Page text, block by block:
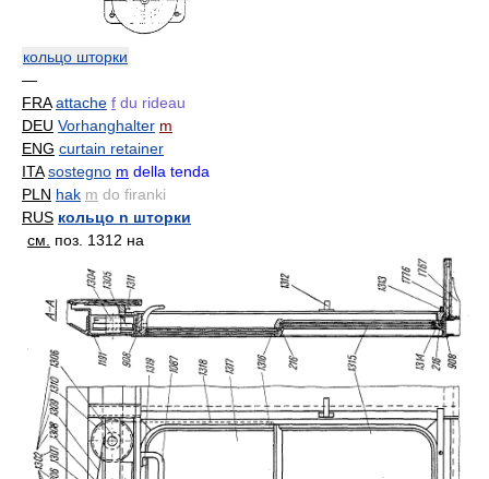
кольцо шторки
—
FRA attache f du rideau
DEU Vorhanghalter m
ENG curtain retainer
ITA sostegno m della tenda
PLN hak m do firanki
RUS кольцо n шторки
см.
поз. 1312 на